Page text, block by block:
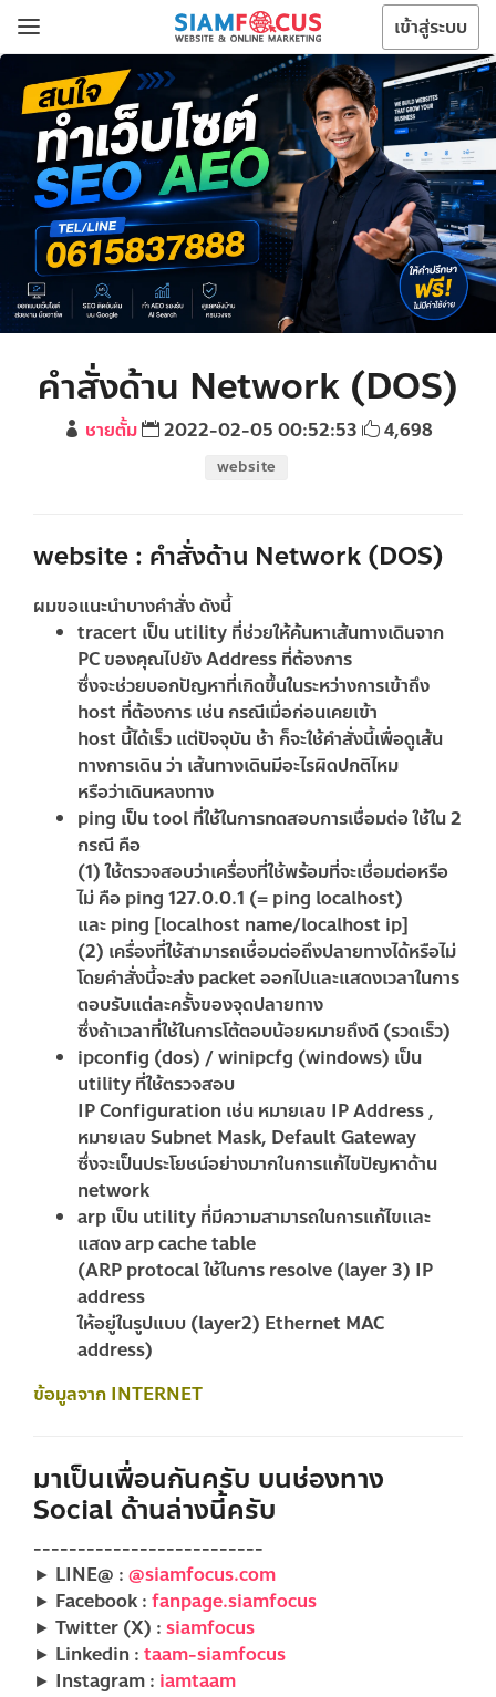
เข้าสู่ระบบ
คำสั่งด้าน Network (DOS)
ชายตั้ม 2022-02-05 00:52:53 4,698
website
website : คำสั่งด้าน Network (DOS)
ผมขอแนะนำบางคำสั่ง ดังนี้
tracert เป็น utility ที่ช่วยให้ค้นหาเส้นทางเดินจาก
PC ของคุณไปยัง Address ที่ต้องการ
ซึ่งจะช่วยบอกปัญหาที่เกิดขึ้นในระหว่างการเข้าถึง
host ที่ต้องการ เช่น กรณีเมื่อก่อนเคยเข้า
host นี้ได้เร็ว แต่ปัจจุบัน ช้า ก็จะใช้คำสั่งนี้เพื่อดูเส้น
ทางการเดิน ว่า เส้นทางเดินมีอะไรผิดปกติไหม
หรือว่าเดินหลงทาง
ping เป็น tool ที่ใช้ในการทดสอบการเชื่อมต่อ ใช้ใน 2
กรณี คือ
(1) ใช้ตรวจสอบว่าเครื่องที่ใช้พร้อมที่จะเชื่อมต่อหรือ
ไม่ คือ ping 127.0.0.1 (= ping localhost)
และ ping [localhost name/localhost ip]
(2) เครื่องที่ใช้สามารถเชื่อมต่อถึงปลายทางได้หรือไม่
โดยคำสั่งนี้จะส่ง packet ออกไปและแสดงเวลาในการ
ตอบรับแต่ละครั้งของจุดปลายทาง
ซึ่งถ้าเวลาที่ใช้ในการโต้ตอบน้อยหมายถึงดี (รวดเร็ว)
ipconfig (dos) / winipcfg (windows) เป็น
utility ที่ใช้ตรวจสอบ
IP Configuration เช่น หมายเลข IP Address ,
หมายเลข Subnet Mask, Default Gateway
ซึ่งจะเป็นประโยชน์อย่างมากในการแก้ไขปัญหาด้าน
network
arp เป็น utility ที่มีความสามารถในการแก้ไขและ
แสดง arp cache table
(ARP protocal ใช้ในการ resolve (layer 3) IP
address
ให้อยู่ในรูปแบบ (layer2) Ethernet MAC
address)
ข้อมูลจาก INTERNET
มาเป็นเพื่อนกันครับ บนช่องทาง
Social ด้านล่างนี้ครับ
--------------------------
► LINE@ : @siamfocus.com
► Facebook : fanpage.siamfocus
► Twitter (X) : siamfocus
► Linkedin : taam-siamfocus
► Instagram : iamtaam